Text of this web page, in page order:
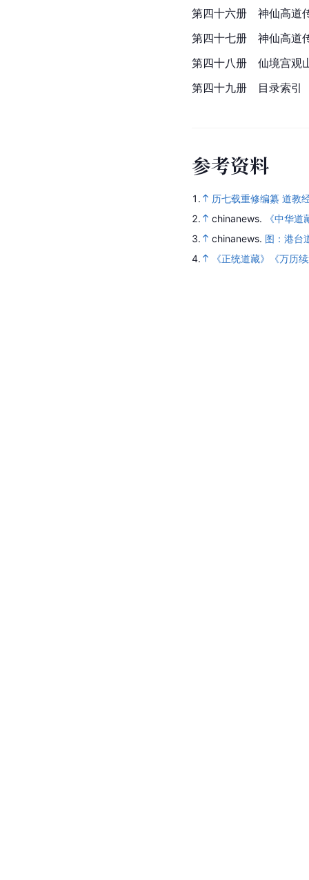
第四十六册　神仙高道
第四十七册　神仙高道
第四十八册　仙境宫观
第四十九册　目录索引
参考资料
1.
历七载重修编纂 道教
2.
chinanews.
《中华
3.
chinanews. 图：港台
4.
《正统道藏》《万历